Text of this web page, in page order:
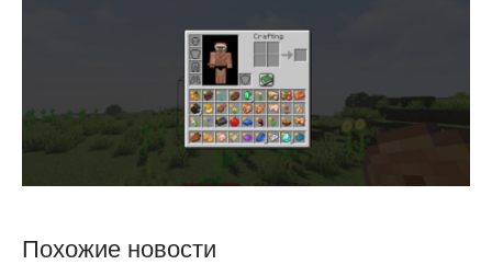
Похожие новости